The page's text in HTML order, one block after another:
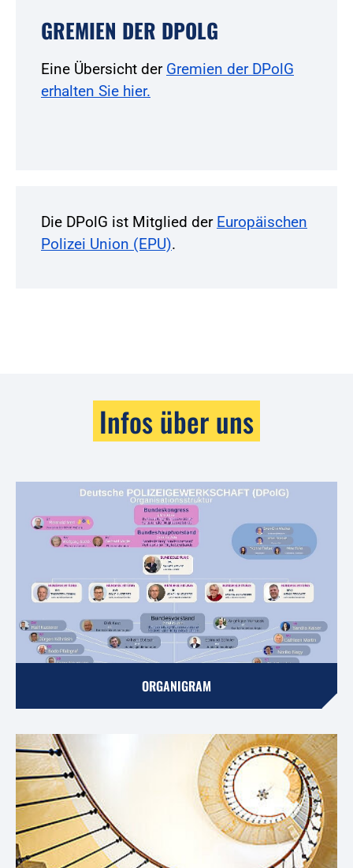
GREMIEN DER DPOLG
Eine Übersicht der Gremien der DPolG
erhalten Sie hier.
Die DPolG ist Mitglied der Europäischen
Polizei Union (EPU).
Infos über uns
ORGANIGRAM